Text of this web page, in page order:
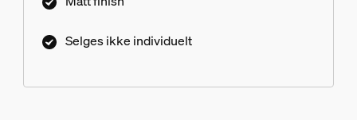
Selges ikke individuelt